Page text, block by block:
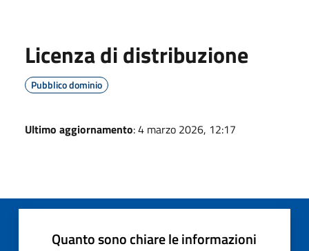
Licenza di distribuzione
Pubblico dominio
Ultimo aggiornamento: 4 marzo 2026, 12:17
Quanto sono chiare le informazioni